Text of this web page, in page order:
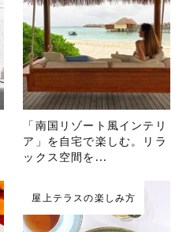
「南国リゾート風インテリ
ア」を自宅で楽しむ。リラ
ックス空間を...
屋上テラスの楽しみ方